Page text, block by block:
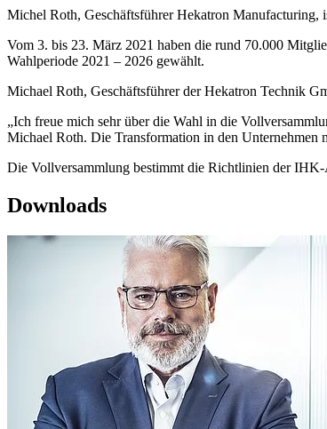
Michel Roth, Geschäftsführer Hekatron Manufacturing,
Vom 3. bis 23. März 2021 haben die rund 70.000
Wahlperiode 2021 – 2026 gewählt.
Michael Roth, Geschäftsführer der Hekatron Technik
„Ich freue mich sehr über die Wahl in die
Michael Roth. Die Transformation in den Unternehmen
Die Vollversammlung bestimmt die Richtlinien der
Downloads